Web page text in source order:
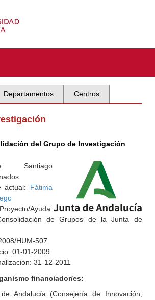
Departamentos Centros
del Grupo de Investigación
Santiago
actual: Fátima
Ayuda:
de Grupos de la Junta de
HUM-507
01-01-2009
31-12-2011
financiador/es:
Andalucía (Consejería de Innovación,